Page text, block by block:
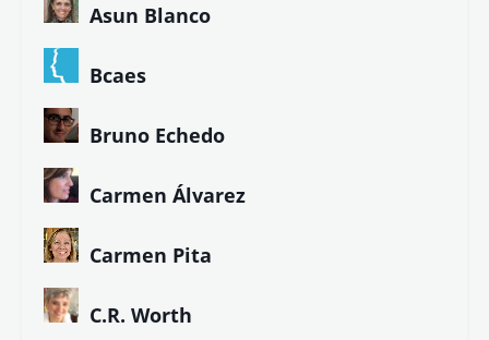
Asun Blanco
Bcaes
Bruno Echedo
Carmen Álvarez
Carmen Pita
C.R. Worth